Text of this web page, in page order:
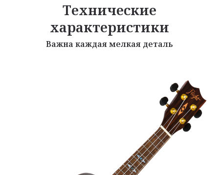
Технические
характеристики
Важна каждая мелкая деталь